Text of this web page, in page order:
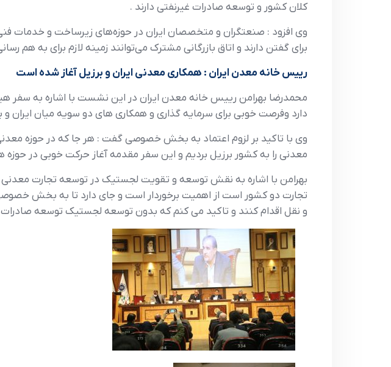
کلان کشور و توسعه صادرات غيرنفتي دارند .
وي افزود : صنعتگران و متخصصان ايران در حوزه‌هاي زيرساخت و خدمات
براي گفتن دارند و اتاق بازرگاني مشترک مي‌توانند زمينه لازم براي به هم
رييس خانه معدن ايران : همکاري معدني ايران و برزيل آغاز شده است
محمدرضا بهرامن رييس خانه معدن ايران در اين نشست با اشاره به سفر
دارد وفرصت خوبي براي سرمايه گذاري و همکاري هاي دو سويه ميان ايران
وي با تاکيد بر لزوم اعتماد به بخش خصوصي گفت : هر جا که در حوزه
معدني را به کشور برزيل برديم و اين سفر مقدمه آغاز حرکت خوبي در
بهرامن با اشاره به نقش توسعه و تقويت لجستيک در توسعه تجارت
تجارت دو کشور است از اهميت برخوردار است و جاي دارد تا به بخش
و نقل اقدام کنند و تاکيد مي کنم که بدون توسعه لجستيک توسعه